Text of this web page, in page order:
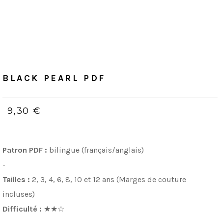
BLACK PEARL PDF
9,30 €
Patron PDF : bilingue (français/anglais)
-
Tailles : 2, 3, 4, 6, 8, 10 et 12 ans (Marges de couture
incluses)
Difficulté : ★★☆